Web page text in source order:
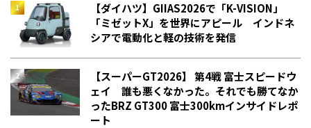
【ダイハツ】GIIAS2026で「K-VISION」
「ミゼットX」を世界にアピール インドネ
シアで電動化と軽の技術を発信
【スーパーGT2026】 第4戦 富士スピードウ
ェイ 誰も悪くなかった。それでも勝てなか
った――BRZ GT300 富士300kmインサイドレポ
ート